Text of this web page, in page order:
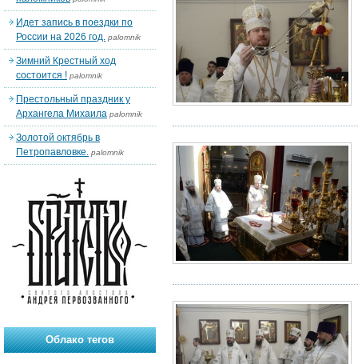
Идет запись в поездки по
России на 2026 год. palomnik
Зимний Крестный ход
состоится ! palomnik
Престольный праздник у
Архангела Михаила palomnik
Золотой октябрь в
Петропавловке. palomnik
Облако тегов